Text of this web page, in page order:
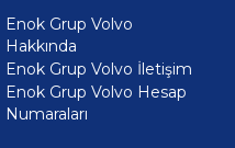
Enok Grup Volvo
Hakkında
Enok Grup Volvo İletişim
Enok Grup Volvo Hesap
Numaraları